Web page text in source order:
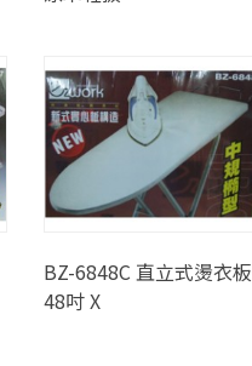
BZ-6848C 直立式燙衣板
48吋 X